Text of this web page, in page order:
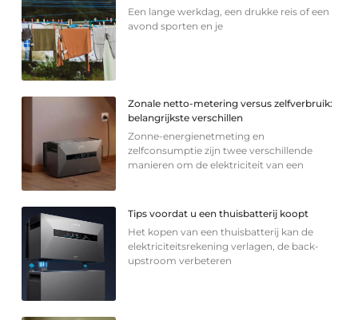
Een lange werkdag, een drukke reis of een
avond sporten en je
Zonale netto-metering versus zelfverbruik:
belangrijkste verschillen
Zonne-energienetmeting en
zelfconsumptie zijn twee verschillende
manieren om de elektriciteit van een
Tips voordat u een thuisbatterij koopt
Het kopen van een thuisbatterij kan de
elektriciteitsrekening verlagen, de back-
upstroom verbeteren